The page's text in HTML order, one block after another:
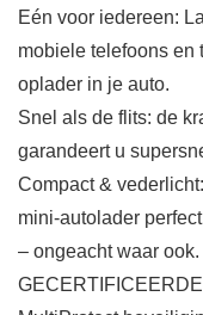
Eén voor iedereen:
mobiele telefoons en
oplader in je auto.
Snel als de flits: de
garandeert u
Compact &
mini-autolader
– ongeacht waar ook.